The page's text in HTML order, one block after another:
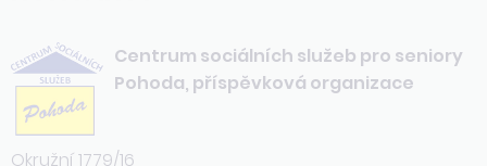
Centrum sociálních služeb pro seniory
Pohoda, příspěvková organizace
Okružní 1779/16